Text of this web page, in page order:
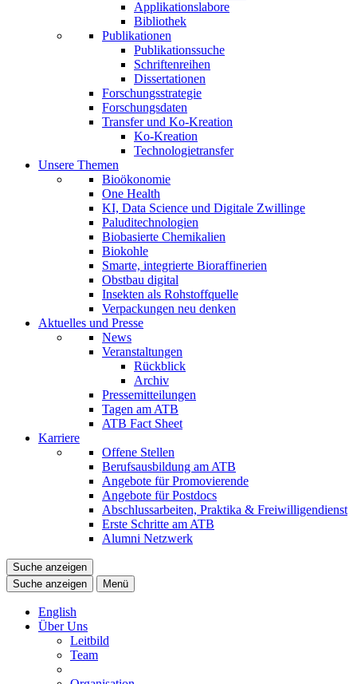
Applikationslabore
Bibliothek
Publikationen
Publikationssuche
Schriftenreihen
Dissertationen
Forschungsstrategie
Forschungsdaten
Transfer und Ko-Kreation
Ko-Kreation
Technologietransfer
Unsere Themen
Bioökonomie
One Health
KI, Data Science und Digitale Zwillinge
Paluditechnologien
Biobasierte Chemikalien
Biokohle
Smarte, integrierte Bioraffinerien
Obstbau digital
Insekten als Rohstoffquelle
Verpackungen neu denken
Aktuelles und Presse
News
Veranstaltungen
Rückblick
Archiv
Pressemitteilungen
Tagen am ATB
ATB Fact Sheet
Karriere
Offene Stellen
Berufsausbildung am ATB
Angebote für Promovierende
Angebote für Postdocs
Abschlussarbeiten, Praktika & Freiwilligendienst
Erste Schritte am ATB
Alumni Netzwerk
Suche anzeigen
Suche anzeigen
Menü
English
Über Uns
Leitbild
Team